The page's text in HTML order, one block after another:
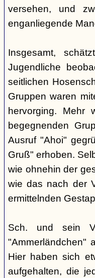
versehen, und
enganliegende
Insgesamt,
Jugendliche
seitlichen
Gruppen waren
hervorging. Mehr
begegnenden
Ausruf "Ahoi"
Gruß" erhoben.
wie ohnehin der
wie das nach der
ermittelnden
Sch. und sein
"Ammerländchen"
Hier haben sich
aufgehalten, die